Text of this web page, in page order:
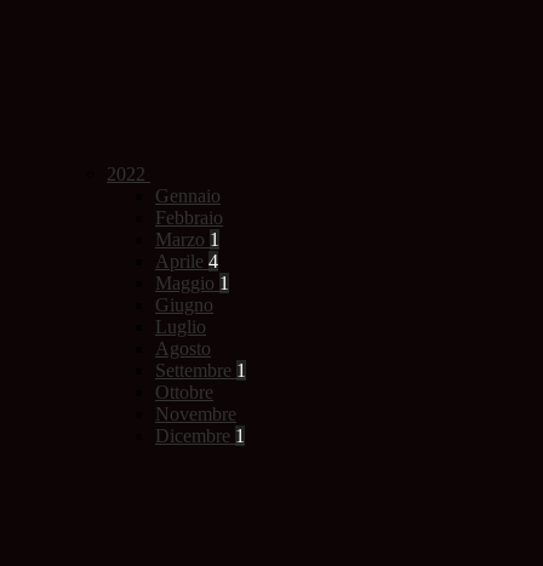
2022
Gennaio
Febbraio
Marzo 1
Aprile 4
Maggio 1
Giugno
Luglio
Agosto
Settembre 1
Ottobre
Novembre
Dicembre 1